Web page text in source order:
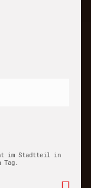
im Stadtteil in
Tag.